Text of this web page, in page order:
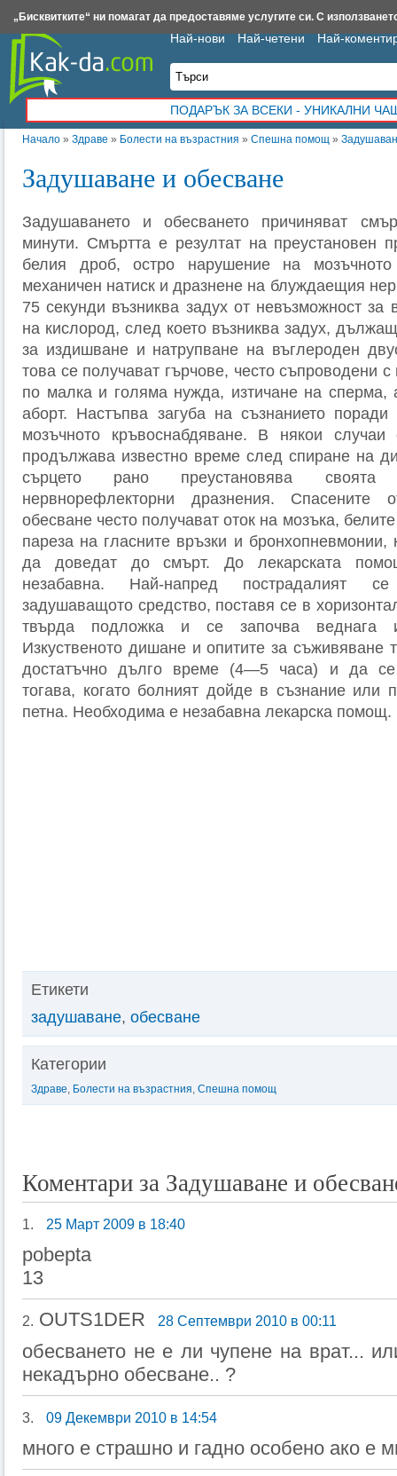
Начало » Здраве » Болести на възрастния » Спешна помощ »
Задушаване и обесване
Задушаването и обесването причиняват
минути. Смъртта е резултат на преустановен
белия дроб, остро нарушение на
механичен натиск и дразнене на блуждаещия
75 секунди възниква задух от невъзможност за
на кислород, след което възниква задух,
за издишване и натрупване на въглероден
това се получават гърчове, често съпроводени
по малка и голяма нужда, изтичане на
аборт. Настъпва загуба на съзнанието поради
мозъчното кръвоснабдяване. В някои случаи
продължава известно време след спиране на
сърцето рано преустановява
нервнорефлекторни дразнения. Спасените
обесване често получават оток на мозъка,
пареза на гласните връзки и бронхопневмонии,
да доведат до смърт. До лекарската
незабавна. Най-напред пострадалият
задушаващото средство, поставя се в
твърда подложка и се започва веднага
Изкуственото дишане и опитите за съживяване
достатъчно дълго време (4—5 часа) и да се
тогава, когато болният дойде в съзнание или
петна. Необходима е незабавна лекарска помощ.
Етикети
задушаване, обесване
Категории
Здраве, Болести на възрастния, Спешна помощ
Коментари за Задушаване и
1. 25 Март 2009 в 18:40
pobepta
13
2. OUTS1DER 28 Септември 2010 в 00:11
обесването не е ли чупене на врат...
некадърно обесване.. ?
3. 09 Декември 2010 в 14:54
много е страшно и гадно особено ако е
Най-нови Най-четени Най-
ПОДАРЪК ЗА ВСЕКИ - УНИКАЛНИ
Insert.bg Framar.bg Kak-da.com Iztochnik.com BauBau.bg NewAge.bg
„Бисквитките“ ни помагат да предоставяме услугите си. С